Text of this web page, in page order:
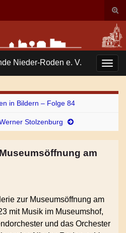
Nieder-Roden e. V.
in Bildern – Folge 84
Stolzenburg
am
zur Museumsöffnung am
mit Musik im Museumshof,
und das Orchester